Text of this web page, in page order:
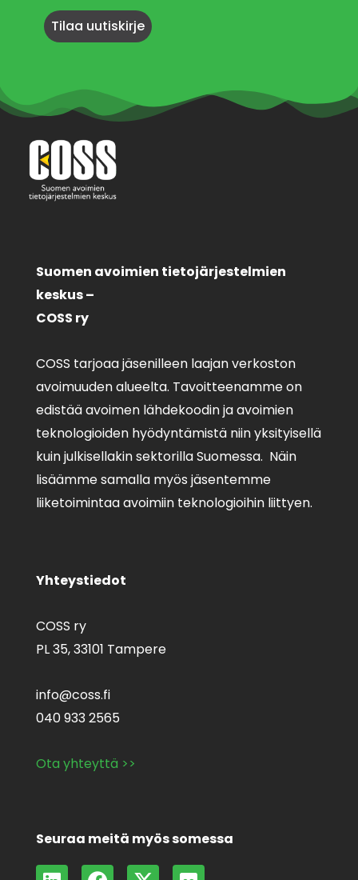
Suomen avoimien tietojärjestelmien
keskus –
COSS ry
COSS tarjoaa jäsenilleen laajan verkoston
avoimuuden alueelta. Tavoitteenamme on
edistää avoimen lähdekoodin ja avoimien
teknologioiden hyödyntämistä niin yksityisellä
kuin julkisellakin sektorilla Suomessa. Näin
lisäämme samalla myös jäsentemme
liiketoimintaa avoimiin teknologioihin liittyen.
Yhteystiedot
COSS ry
PL 35,33101 Tampere
info@coss.fi
040 933 2565
Ota yhteyttä >>
Seuraa meitä myös somessa
L F X F